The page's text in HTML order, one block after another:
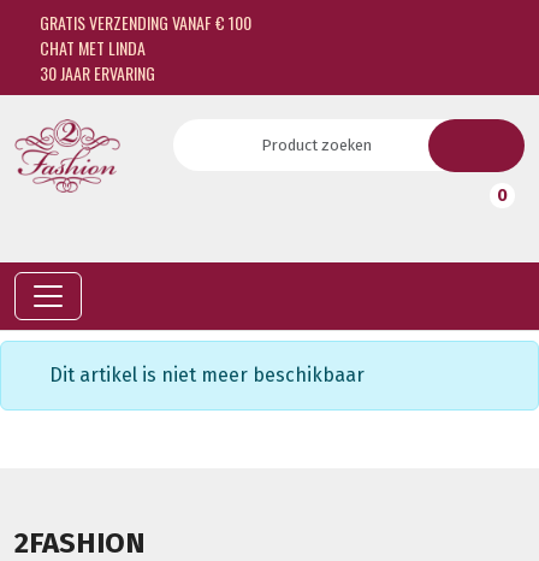
GRATIS VERZENDING VANAF € 100
CHAT MET LINDA
30 JAAR ERVARING
0
Dit artikel is niet meer beschikbaar
2FASHION